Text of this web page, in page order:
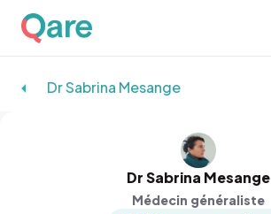
Dr Sabrina Mesange
Dr Sabrina Mesange
Médecin généraliste